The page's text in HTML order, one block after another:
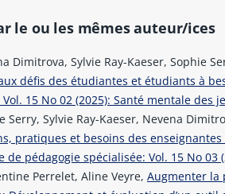
le ou les mêmes auteur/ices
Dimitrova, Sylvie Ray-Kaeser, Sophie
défis des étudiantes et étudiants à
15 No 02 (2025): Santé mentale des
Serry, Sylvie Ray-Kaeser, Nevena
pratiques et besoins des
de pédagogie spécialisée: Vol. 15 No
Perrelet, Aline Veyre,Augmenter la